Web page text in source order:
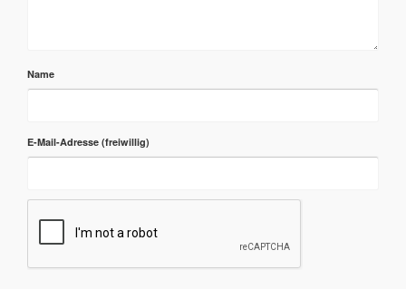
Name
E-Mail-Adresse